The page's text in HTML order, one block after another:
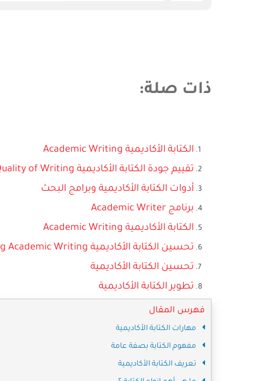
ذات صلة:
الكتابة الأكاديمية Academic Writing
تقييم جودة الكتابة الأكاديمية Evaluating Quality of Writing
أدوات الكتابة الأكاديمية وبرامج البحث
برنامج Academic Writer
الكتابة الأكاديمية Academic Writing
تحسين الكتابة الأكاديمية Improving Academic Writing
تحسين الكتابة الأكاديمية
تطوير الكتابة الأكاديمية
فهرس المقال
مهارات الكتابة الأكاديمية
مفهوم الكتابة بصفة عامة
تعريف الكتابة الأكاديمية